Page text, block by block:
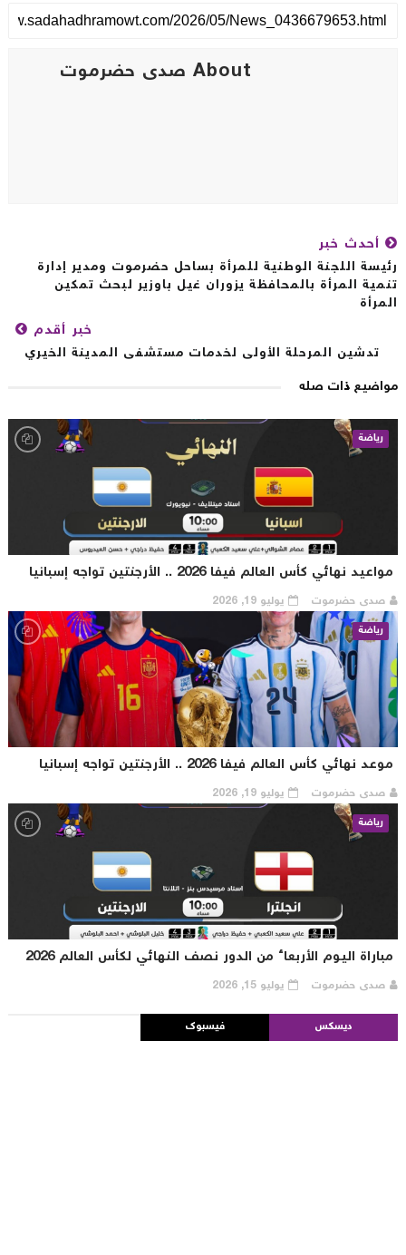
About صدى حضرموت
أحدث خبر
اللجنة الوطنية للمرأة بساحل حضرموت ومدير إدارة
المرأة بالمحافظة يزوران غيل باوزير لبحث تمكين
خبر أقدم
تدشين المرحلة الأولى لخدمات مستشفى المدينة الخيري
ذات صله
رياضة
نهائي كأس العالم فيفا 2026 .. الأرجنتين تواجه إسبانيا
صدى حضرموت
يوليو 19, 2026
رياضة
نهائي كأس العالم فيفا 2026 .. الأرجنتين تواجه إسبانيا
صدى حضرموت
يوليو 19, 2026
رياضة
اليوم الأربعاء من الدور نصف النهائي لكأس العالم 2026
صدى حضرموت يوليو 15, 2026
ديسكس فيسبوك